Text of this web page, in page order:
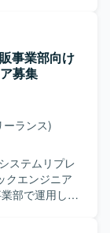
がございま
主体的に取り
じて既存資
びZend
ら参画して
ます。
事業部向け
募集
ーランス)
ステムリプレ
クエンジニア